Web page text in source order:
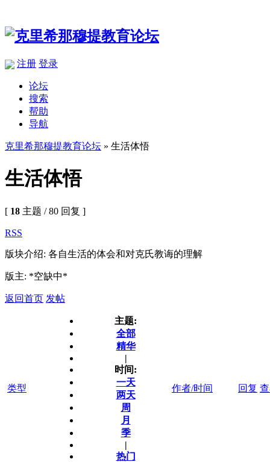
注册 登录
论坛
搜索
帮助
导航
克里希那穆提教育论坛 » 生活体悟
生活体悟
[ 18 主题 / 80 回复 ]
RSS
版块介绍: 各自生活的体会和对克氏教诲的理解
版主: *空缺中*
返回首页 发帖
类型
主题:
全部
精华
|
时间:
一天
两天
周
月
季
|
热门
作者/时间 回复